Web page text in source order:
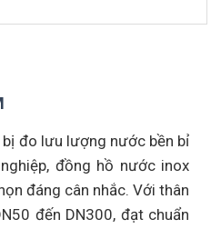
đo lưu lượng nước bền bỉ
đồng hồ nước inox
đáng cân nhắc. Với thân
đến DN300, đạt chuẩn